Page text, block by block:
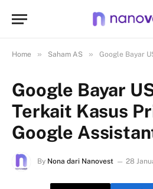
Home » Saham AS » Google Bayar US$68
Google Bayar
Terkait Kasus
Google
By Nona dari Nanovest 28